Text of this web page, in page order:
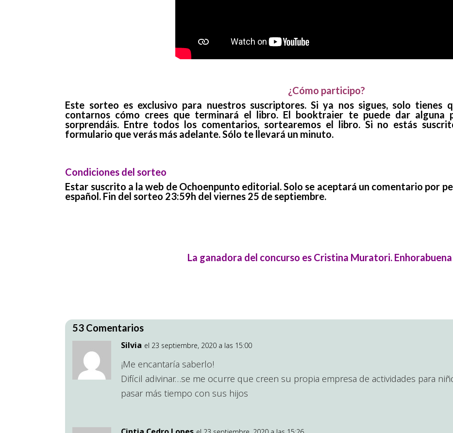
¿Cómo participo?
Este sorteo es exclusivo para nuestros suscriptores. Si ya nos sigues, solo tienes
contarnos cómo crees que terminará el libro. El booktraier te puede dar alguna
sorprendáis. Entre todos los comentarios, sortearemos el libro. Si no estás
formulario que verás más adelante. Sólo te llevará un minuto.
Condiciones del sorteo
Estar suscrito a la web de Ochoenpunto editorial. Solo se aceptará un comentario por
español. Fin del sorteo 23:59h del viernes 25 de septiembre.
La ganadora del concurso es Cristina Muratori.
53 Comentarios
Silvia el 23 septiembre, 2020 a las 15:00
¡Me encantaría saberlo!
Difícil adivinar…se me ocurre que creen su propia empresa de actividades para
pasar más tiempo con sus hijos